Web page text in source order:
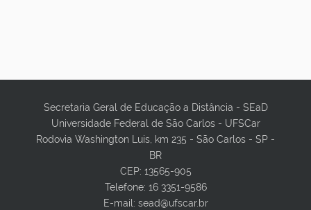
Secretaria Geral de Educação a Distância - SEaD
Universidade Federal de São Carlos - UFSCar
Rodovia Washington Luis, km 235 - São Carlos - SP -
BR
CEP: 13565-905
Telefone: 16 3351-9586
E-mail: sead@ufscar.br